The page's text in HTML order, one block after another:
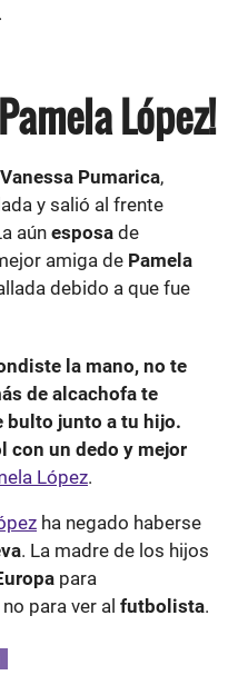
.
López!
Vanessa Pumarica,
y salió al frente
aún esposa de
amiga de Pamela
debido a que fue
la mano, no te
de alcachofa te
bulto junto a tu hijo.
con un dedo y mejor
López.
ha negado haberse
. La madre de los hijos
para
para ver al futbolista.